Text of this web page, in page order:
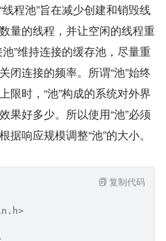
程池”旨在减少创建和销毁线
量的线程，并让空闲的线程重
”维持连接的缓存池，尽量重
闭连接的频率。所谓“池”始终
限时，“池”构成的系统对外界
果好多少。所以使用“池”必须
响应规模调整“池”的大小。
复制代码